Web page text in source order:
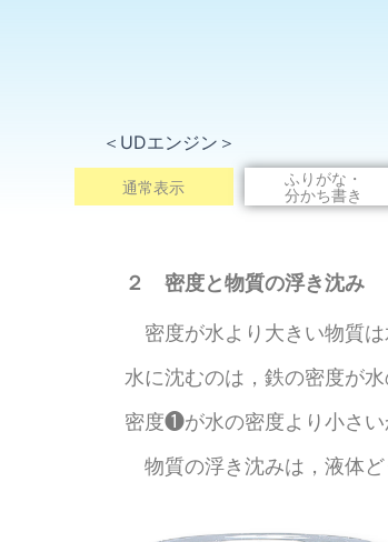
＜UDエンジン＞
通常表示
ふりがな・
分かち書き
２ 密度と物質の浮き沈み
密度が水より大きい物質
水に沈むのは，鉄の密度が
密度❶が水の密度より小さい
物質の浮き沈みは，液体ど